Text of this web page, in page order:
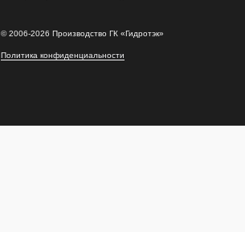
©2006-2026 Производство ГК «Гидротэк»
Политика конфиденциальности